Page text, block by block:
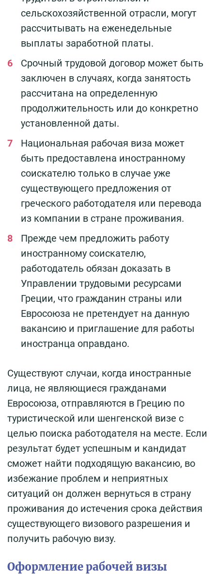
сельскохозяйственной отрасли, могут
рассчитывать на еженедельные
выплаты заработной платы.
Срочный трудовой договор может быть
заключен в случаях, когда занятость
рассчитана на определенную
продолжительность или до конкретно
установленной даты.
Национальная рабочая виза может
быть предоставлена иностранному
соискателю только в случае уже
существующего предложения от
греческого работодателя или перевода
из компании в стране проживания.
Прежде чем предложить работу
иностранному соискателю,
работодатель обязан доказать в
Управлении трудовыми ресурсами
Греции, что гражданин страны или
Евросоюза не претендует на данную
вакансию и приглашение для работы
иностранца оправдано.
Существуют случаи, когда иностранные
лица, не являющиеся гражданами
Евросоюза, отправляются в Грецию по
туристической или шенгенской визе с
целью поиска работодателя на месте. Если
результат будет успешным и кандидат
сможет найти подходящую вакансию, во
избежание проблем и неприятных
ситуаций он должен вернуться в страну
проживания до истечения срока действия
существующего визового разрешения и
получить рабочую визу.
Оформление рабочей визы